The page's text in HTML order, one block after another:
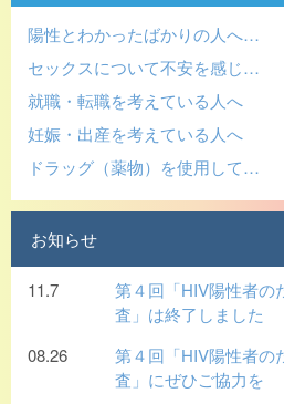
陽性とわかったばかりの人へ…
セックスについて不安を感じ…
就職・転職を考えている人へ
妊娠・出産を考えている人へ
ドラッグ（薬物）を使用して…
お知らせ
11.7
第４回「HIV陽性者の
査」は終了しました
08.26
第４回「HIV陽性者の
査」にぜひご協力を